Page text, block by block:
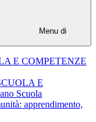
Menu di
E COMPETENZE
E
Scuola
apprendimento,